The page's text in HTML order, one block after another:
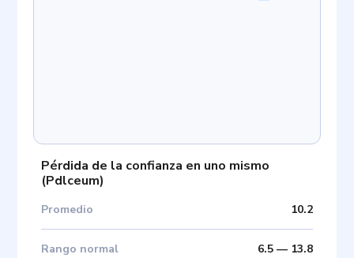
Pérdida de la confianza en uno mismo
(Pdlceum)
Promedio 10.2
Rango normal 6.5— 13.8